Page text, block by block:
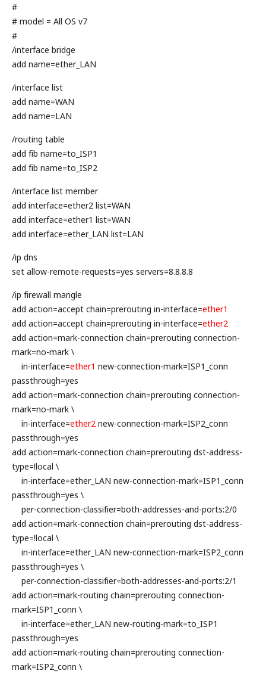
#
# model = All OS v7
#
/interface bridge
add name=ether_LAN
/interface list
add name=WAN
add name=LAN
/routing table
add fib name=to_ISP1
add fib name=to_ISP2
/interface list member
add interface=ether2 list=WAN
add interface=ether1 list=WAN
add interface=ether_LAN list=LAN
/ip dns
set allow-remote-requests=yes servers=8.8.8.8
/ip firewall mangle
add action=accept chain=prerouting in-interface=ether1
add action=accept chain=prerouting in-interface=ether2
add action=mark-connection chain=prerouting connection-
mark=no-mark \
in-interface=ether1 new-connection-mark=ISP1_conn
passthrough=yes
add action=mark-connection chain=prerouting connection-
mark=no-mark \
in-interface=ether2new-connection-mark=ISP2_conn
passthrough=yes
add action=mark-connection chain=prerouting dst-address-
type=!local \
in-interface=ether_LAN new-connection-mark=ISP1_conn
passthrough=yes \
per-connection-classifier=both-addresses-and-ports:2/0
add action=mark-connection chain=prerouting dst-address-
type=!local \
in-interface=ether_LAN new-connection-mark=ISP2_conn
passthrough=yes \
per-connection-classifier=both-addresses-and-ports:2/1
add action=mark-routing chain=prerouting connection-
mark=ISP1_conn \
in-interface=ether_LAN new-routing-mark=to_ISP1
passthrough=yes
add action=mark-routing chain=prerouting connection-
mark=ISP2_conn \